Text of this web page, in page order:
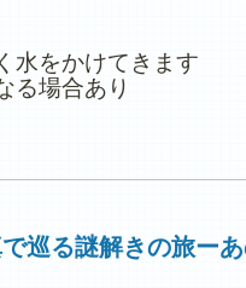
水をかけてきます
る場合あり
巡る謎解きの旅ー